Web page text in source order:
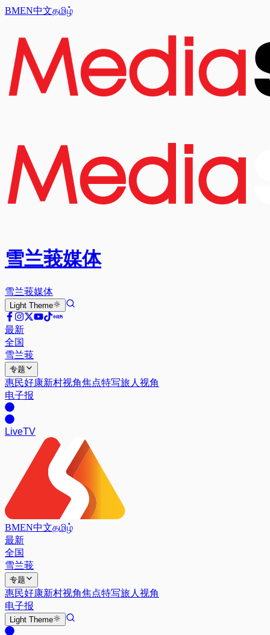
BMEN中文தமிழ்
雪兰莪媒体
雪兰莪媒体
Light Theme
最新
全国
雪兰莪
专题
惠民好康新村视角焦点特写旅人视角
电子报
LiveTV
BMEN中文தமிழ்
最新
全国
雪兰莪
专题
惠民好康新村视角焦点特写旅人视角
电子报
Light Theme